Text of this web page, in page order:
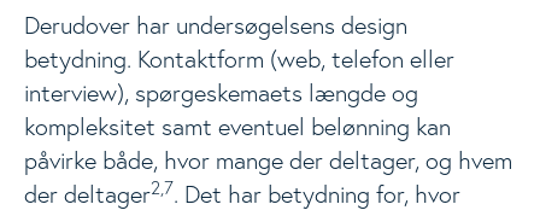
Derudover har undersøgelsens design
betydning. Kontaktform (web, telefon eller
interview), spørgeskemaets længde og
kompleksitet samt eventuel belønning kan
påvirke både, hvor mange der deltager, og hvem
der deltager2,7. Det har betydning for, hvor